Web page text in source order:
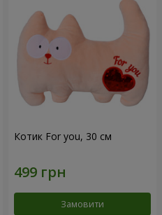
Котик For you, 30 см
Замовити